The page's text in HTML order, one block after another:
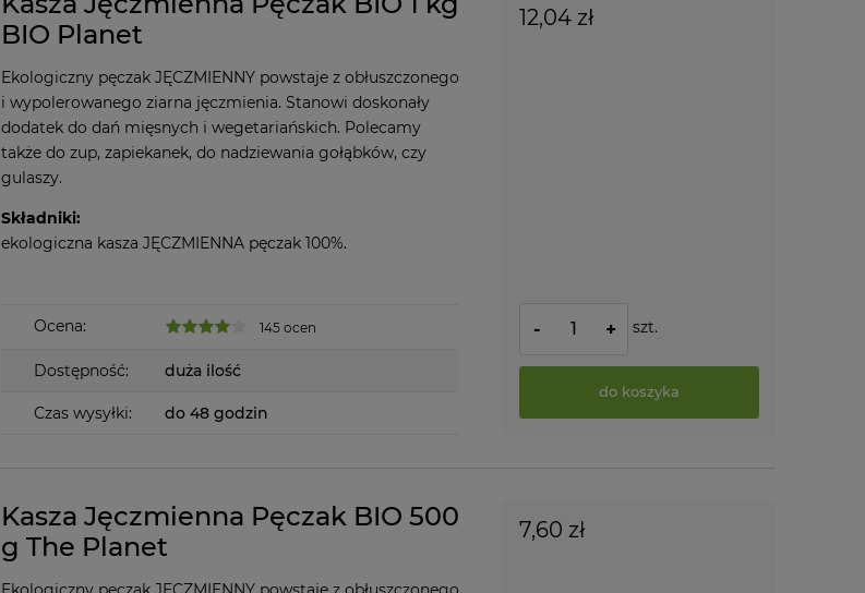
BIO Planet
Ekologiczny pęczak JĘCZMIENNY powstaje z obłuszczonego
i wypolerowanego ziarna jęczmienia. Stanowi doskonały
dodatek do dań mięsnych i wegetariańskich. Polecamy
także do zup, zapiekanek, do nadziewania gołąbków, czy
gulaszy.
Składniki:
ekologiczna kasza JĘCZMIENNA pęczak 100%.
Ocena: 145 ocen
Dostępność: duża ilość
Czas wysyłki: do 48 godzin
12,04 zł
- + szt.
do koszyka
Kasza Jęczmienna Pęczak BIO 500
g The Planet
7,60 zł